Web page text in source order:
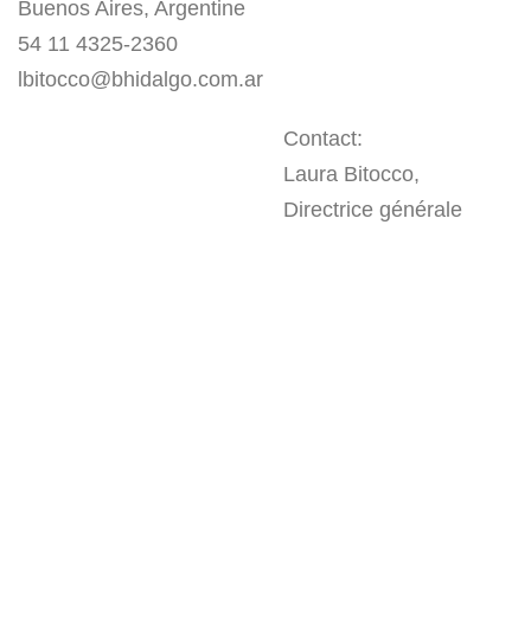
Buenos Aires, Argentine
54 11 4325-2360
lbitocco@bhidalgo.com.ar
Contact:
Laura Bitocco,
Directrice générale